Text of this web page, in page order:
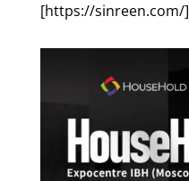
[https://sinreen.com/]